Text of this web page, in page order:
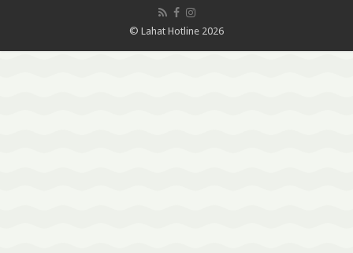
© Lahat Hotline 2026